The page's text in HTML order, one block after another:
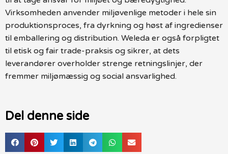
Virksomheden anvender miljøvenlige metoder i hele sin
produktionsproces, fra dyrkning og høst af ingredienser
til emballering og distribution. Weleda er også forpligtet
til etisk og fair trade-praksis og sikrer, at dets
leverandører overholder strenge retningslinjer, der
fremmer miljømæssig og social ansvarlighed.
Del denne side